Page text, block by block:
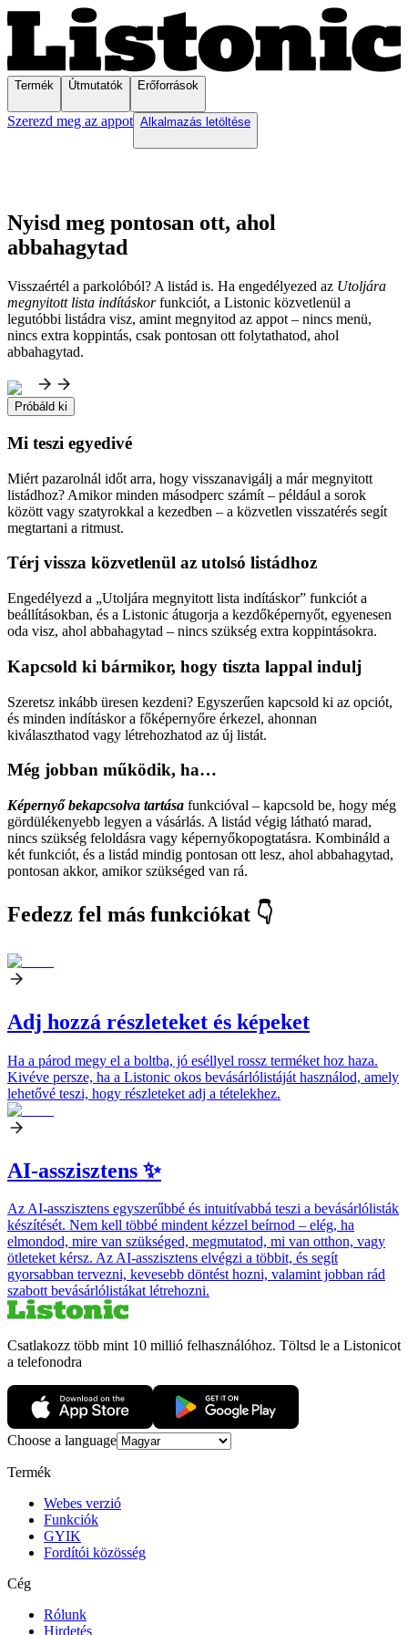
Termék Útmutatók Erőforrások
Szerezd meg az appot Alkalmazás letöltése
Nyisd meg pontosan ott, ahol
abbahagytad
Visszaértél a parkolóból? A listád is. Ha engedélyezed az Utoljára
megnyitott lista indításkorfunkciót, a Listonic közvetlenül a
legutóbbi listádra visz, amint megnyitod az appot – nincs menü,
nincs extra koppintás, csak pontosan ott folytathatod, ahol
abbahagytad.
Próbáld ki
Mi teszi egyedivé
Miért pazarolnál időt arra, hogy visszanavigálj a már megnyitott
listádhoz? Amikor minden másodperc számít – például a sorok
között vagy szatyrokkal a kezedben – a közvetlen visszatérés segít
megtartani a ritmust.
Térj vissza közvetlenül az utolsó listádhoz
Engedélyezd a „Utoljára megnyitott lista indításkor” funkciót a
beállításokban, és a Listonic átugorja a kezdőképernyőt, egyenesen
oda visz, ahol abbahagytad – nincs szükség extra koppintásokra.
Kapcsold ki bármikor, hogy tiszta lappal indulj
Szeretsz inkább üresen kezdeni? Egyszerűen kapcsold ki az opciót,
és minden indításkor a főképernyőre érkezel, ahonnan
kiválaszthatod vagy létrehozhatod az új listát.
Még jobban működik, ha…
Képernyő bekapcsolva tartása funkcióval – kapcsold be, hogy még
gördülékenyebb legyen a vásárlás. A listád végig látható marad,
nincs szükség feloldásra vagy képernyőkopogtatásra. Kombináld a
két funkciót, és a listád mindig pontosan ott lesz, ahol abbahagytad,
pontosan akkor, amikor szükséged van rá.
Fedezz fel más funkciókat 👇
Adj hozzá részleteket és képeket
Ha a párod megy el a boltba, jó eséllyel rossz terméket hoz haza.
Kivéve persze, ha a Listonic okos bevásárlólistáját használod, amely
lehetővé teszi, hogy részleteket adj a tételekhez.
AI-asszisztens ✨
Az AI-asszisztens egyszerűbbé és intuitívabbá teszi a bevásárlólisták
készítését. Nem kell többé mindent kézzel beírnod – elég, ha
elmondod, mire van szükséged, megmutatod, mi van otthon, vagy
ötleteket kérsz. Az AI-asszisztens elvégzi a többit, és segít
gyorsabban tervezni, kevesebb döntést hozni, valamint jobban rád
szabott bevásárlólistákat létrehozni.
Csatlakozz több mint 10 millió felhasználóhoz. Töltsd le a Listonicot
a telefonodra
Choose a language
Termék
Webes verzió
Funkciók
GYIK
Fordítói közösség
Cég
Rólunk
Hirdetés